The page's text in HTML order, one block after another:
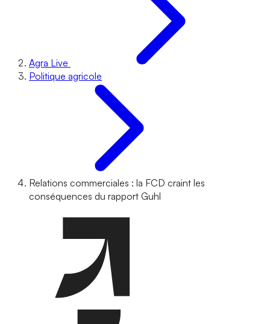
Agra Live
Politique agricole
Relations commerciales : la FCD craint les
conséquences du rapport Guhl